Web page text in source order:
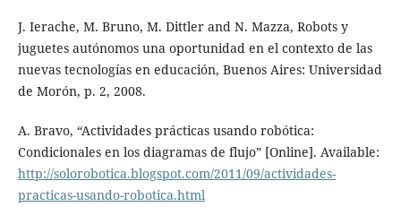
J. Ierache, M. Bruno, M. Dittler and N. Mazza, Robots y
juguetes autónomos una oportunidad en el contexto de las
nuevas tecnologías en educación, Buenos Aires: Universidad
de Morón, p. 2, 2008.
A. Bravo, “Actividades prácticas usando robótica:
Condicionales en los diagramas de flujo” [Online]. Available:
http://solorobotica.blogspot.com/2011/09/actividades-
practicas-usando-robotica.html